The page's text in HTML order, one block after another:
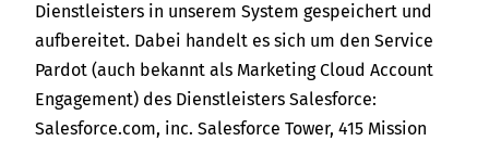
Dienstleisters in unserem System gespeichert und
aufbereitet. Dabei handelt es sich um den Service
Pardot (auch bekannt als Marketing Cloud Account
Engagement) des Dienstleisters Salesforce:
Salesforce.com, inc. Salesforce Tower, 415 Mission